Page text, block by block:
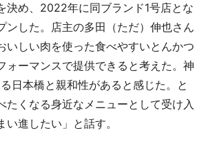
決め、2022年に同ブランド1号店とな
ンした。店主の多田（ただ）伸也さん
いしい肉を使った食べやすいとんかつ
ォーマンスで提供できると考えた。神
日本橋と親和性があると感じた。と
たくなる身近なメニューとして受け入
進したい」と話す。